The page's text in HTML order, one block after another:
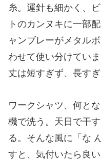
糸。運針も細かく、
トのカンヌキに一部
ャンブレーがメタル
わせて使い分けていま
丈は短すぎず、長す
ワークシャツ、何と
機で洗う。天日で干
る。そんな風に「な
すと、気付いたら良